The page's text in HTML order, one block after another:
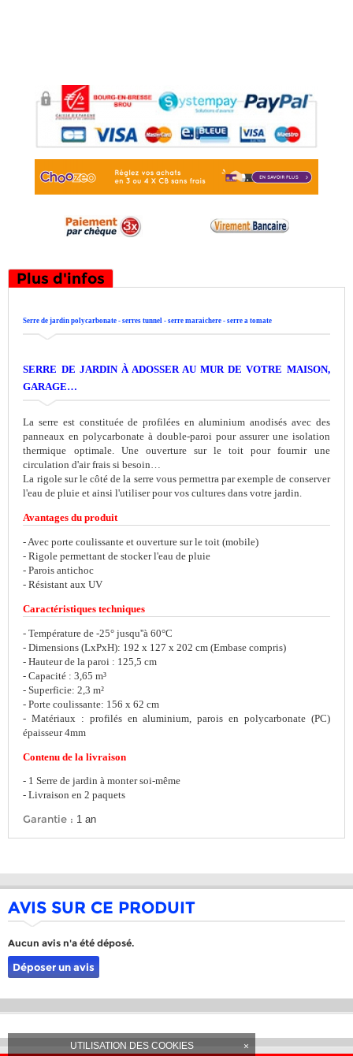
UTILISATION DES COOKIES ×
Plus d'infos
Serre de jardin polycarbonate - serres tunnel - serre maraichere - serre a tomate
SERRE DE JARDIN À ADOSSER AU MUR DE VOTRE MAISON,
GARAGE…
La serre est constituée de profilées en aluminium anodisés avec des
panneaux en polycarbonate à double-paroi pour assurer une isolation
thermique optimale. Une ouverture sur le toit pour fournir une
circulation d'air frais si besoin…
La rigole sur le côté de la serre vous permettra par exemple de conserver
l'eau de pluie et ainsi l'utiliser pour vos cultures dans votre jardin.
Avantages du produit
- Avec porte coulissante et ouverture sur le toit (mobile)
- Rigole permettant de stocker l'eau de pluie
- Parois antichoc
- Résistant aux UV
Caractéristiques techniques
- Température de -25° jusqu''à 60°C
- Dimensions (LxPxH): 192 x 127 x 202 cm (Embase compris)
- Hauteur de la paroi : 125,5 cm
- Capacité : 3,65 m³
- Superficie: 2,3 m²
- Porte coulissante: 156 x 62 cm
- Matériaux : profilés en aluminium, parois en polycarbonate (PC)
épaisseur 4mm
Contenu de la livraison
- 1 Serre de jardin à monter soi-même
- Livraison en 2 paquets
Garantie : 1 an
AVIS SUR CE PRODUIT
Aucun avis n'a été déposé.
Déposer un avis